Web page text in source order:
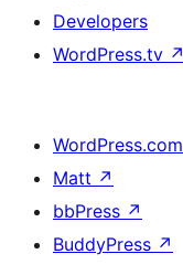
Developers
WordPress.tv ↗
WordPress.com
Matt ↗
bbPress ↗
BuddyPress ↗